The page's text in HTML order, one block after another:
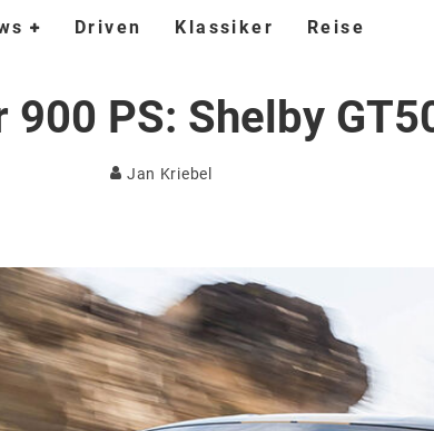
Driven Klassiker Reise
PS: Shelby
Jan Kriebel